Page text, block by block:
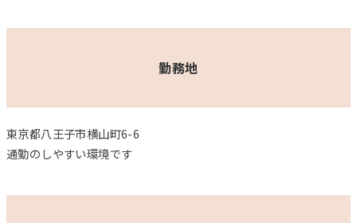
勤務地
東京都八王子市横山町6-6
通勤のしやすい環境です